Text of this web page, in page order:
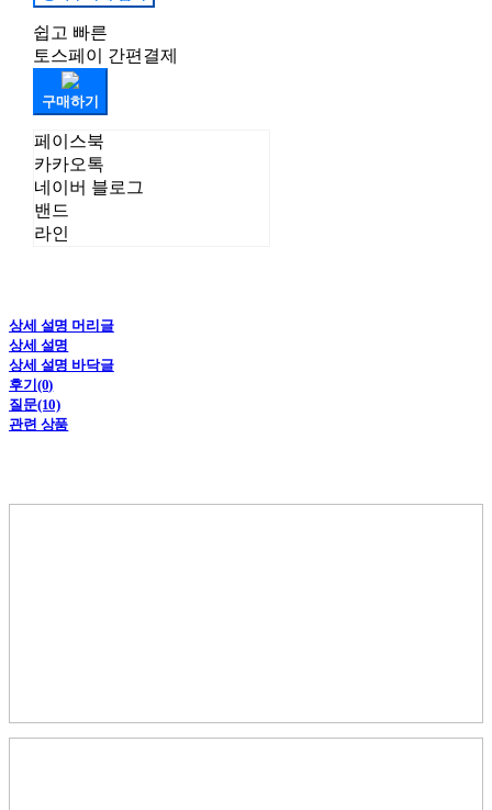
쉽고 빠른
토스페이 간편결제
구매하기
페이스북
카카오톡
네이버 블로그
밴드
라인
상세 설명 머리글
상세 설명
상세 설명 바닥글
후기(0)
질문(10)
관련 상품